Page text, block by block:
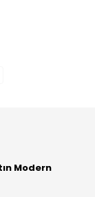
Modern